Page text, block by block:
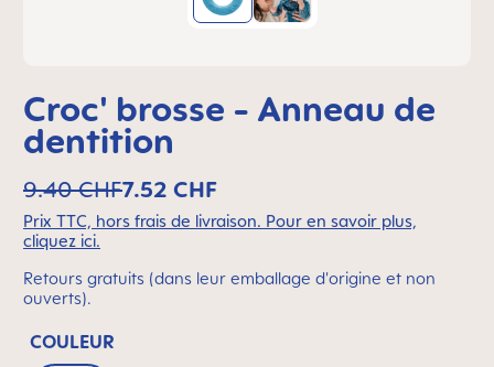
Croc' brosse - Anneau de
dentition
7.52 CHF
9.40 CHF
Prix TTC, hors frais de livraison. Pour en savoir plus,
cliquez ici.
Retours gratuits (dans leur emballage d'origine et non
ouverts).
COULEUR